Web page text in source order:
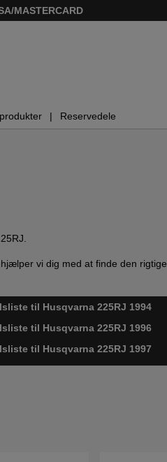
MASTERCARD
Reservedele
vi dig med at finde den rigtige
til Husqvarna 225RJ 1994
til Husqvarna 225RJ 1996
til Husqvarna 225RJ 1997